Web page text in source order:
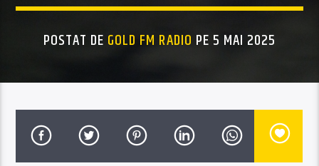
POSTAT DE GOLD FM RADIO PE 5 MAI 2025